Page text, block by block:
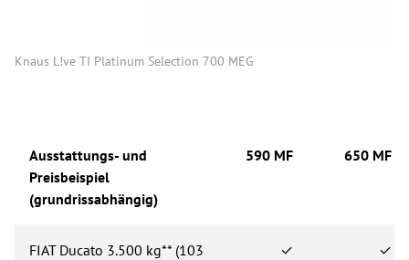
Knaus L!ve TI Platinum Selection 700 MEG
Ausstattungs- und
Preisbeispiel
(grundrissabhängig)
590 MF 650 MF
FIAT Ducato 3.500 kg** (103
✓ ✓